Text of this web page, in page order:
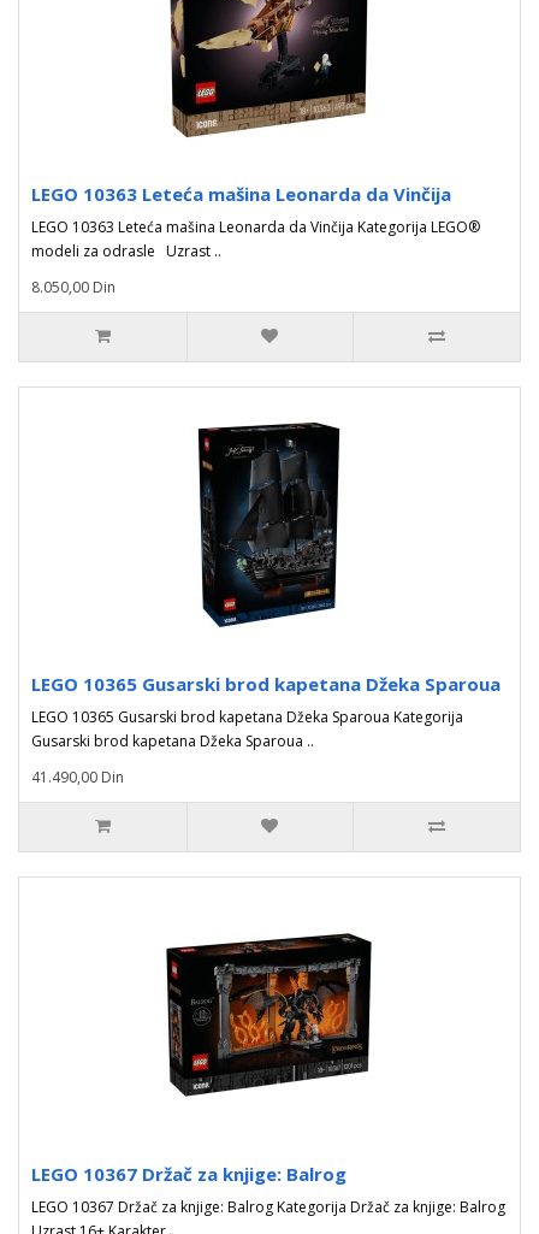
LEGO 10363 Leteća mašina Leonarda da Vinčija
LEGO 10363 Leteća mašina Leonarda da Vinčija Kategorija LEGO®
modeli za odrasle Uzrast ..
8.050,00 Din
LEGO 10365 Gusarski brod kapetana Džeka Sparoua
LEGO 10365 Gusarski brod kapetana Džeka Sparoua Kategorija
Gusarski brod kapetana Džeka Sparoua ..
41.490,00 Din
LEGO 10367 Držač za knjige: Balrog
LEGO 10367 Držač za knjige: Balrog Kategorija Držač za knjige: Balrog